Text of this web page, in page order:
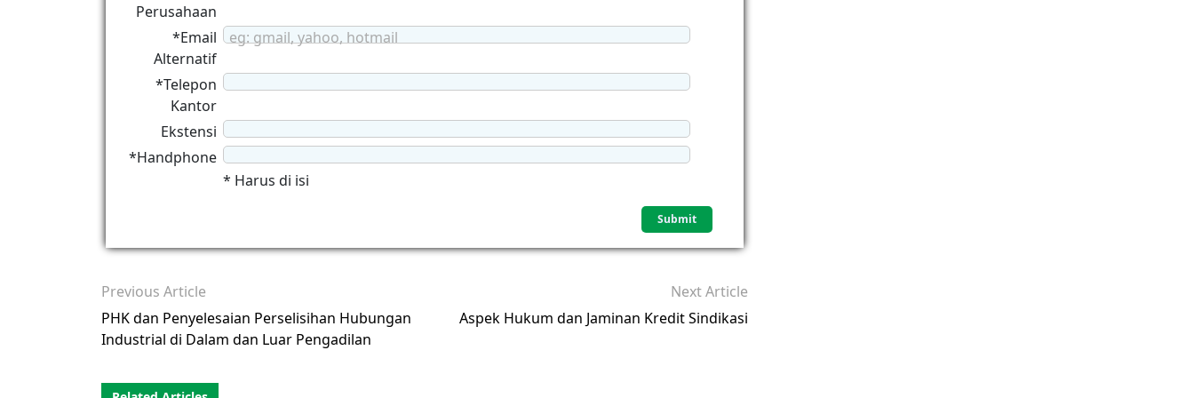
Perusahaan
*Email
Alternatif
eg: gmail, yahoo, hotmail
*Telepon
Kantor
Ekstensi
*Handphone
* Harus di isi
Previous Article
PHK dan Penyelesaian Perselisihan Hubungan
Industrial di Dalam dan Luar Pengadilan
Next Article
Aspek Hukum dan Jaminan Kredit Sindikasi